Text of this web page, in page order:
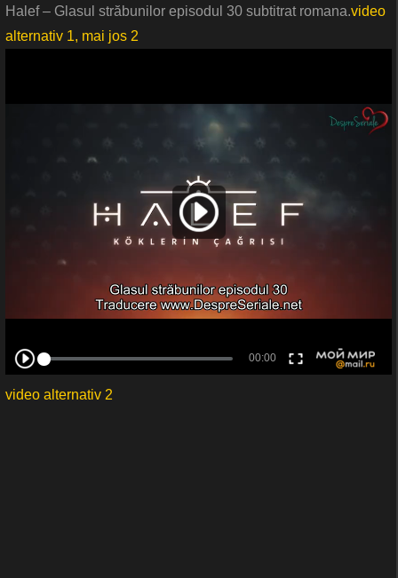
Halef – Glasul străbunilor episodul 30 subtitrat romana.video
alternativ 1, mai jos 2
video alternativ 2